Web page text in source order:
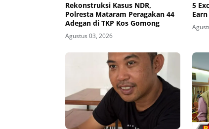
Rekonstruksi Kasus NDR,
Polresta Mataram Peragakan 44
Adegan di TKP Kos Gomong
Agustus 03, 2026
5